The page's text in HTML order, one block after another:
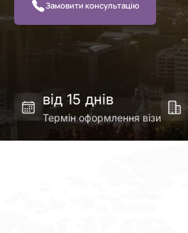
Замовити консультацію
від 15 днів
Термін оформлення візи